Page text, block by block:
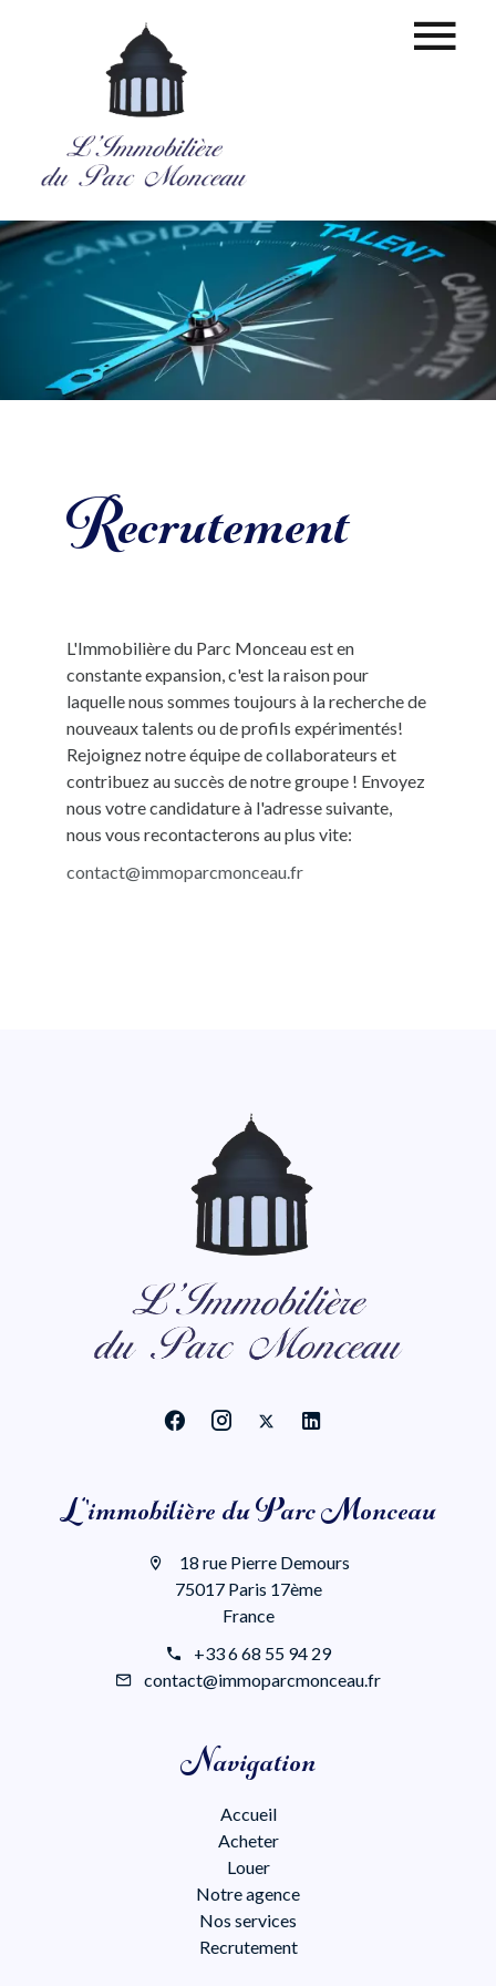
Recrutement
L'Immobilière du Parc Monceau est en
constante expansion, c'est la raison pour
laquelle nous sommes toujours à la recherche de
nouveaux talents ou de profils expérimentés!
Rejoignez notre équipe de collaborateurs et
contribuez au succès de notre groupe ! Envoyez
nous votre candidature à l'adresse suivante,
nous vous recontacterons au plus vite:
contact@immoparcmonceau.fr
L'immobilière du Parc Monceau
18 rue Pierre Demours
75017 Paris 17ème
France
+33 6 68 55 94 29
contact@immoparcmonceau.fr
Navigation
Accueil
Acheter
Louer
Notre agence
Nos services
Recrutement